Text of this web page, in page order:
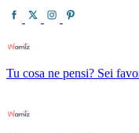
Tu cosa ne pensi? Sei